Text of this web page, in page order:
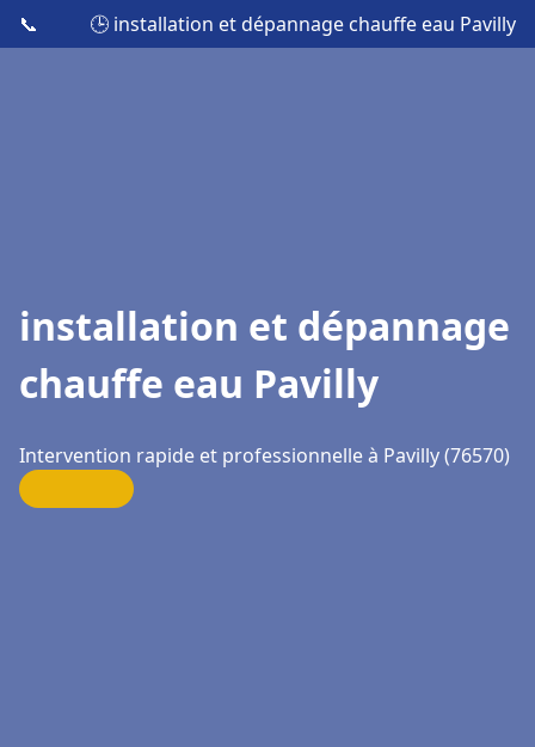
📞 🕒 installation et dépannage chauffe eau Pavilly
installation et dépannage
chauffe eau Pavilly
Intervention rapide et professionnelle à Pavilly (76570)